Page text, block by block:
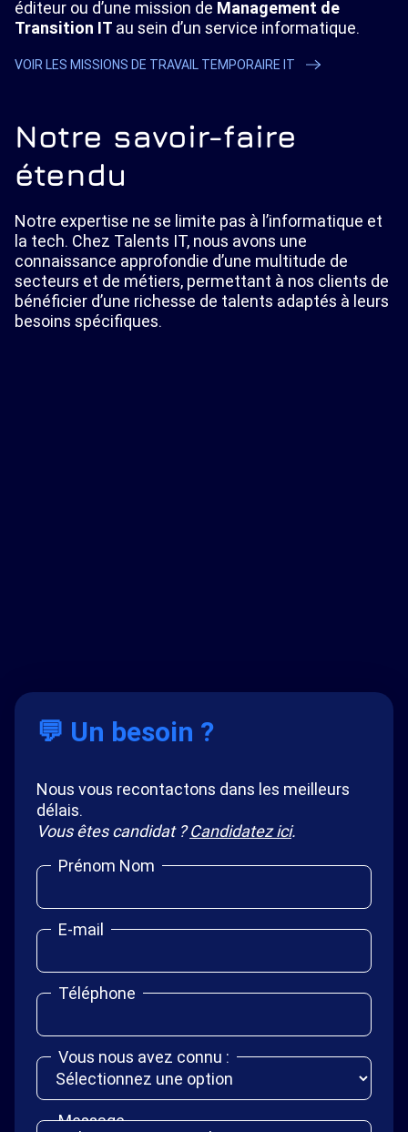
éditeur ou d’une mission de Management de
Transition IT au sein d’un service informatique.
VOIR LES MISSIONS DE TRAVAIL TEMPORAIRE IT
Notre savoir-faire
étendu
Notre expertise ne se limite pas à l’informatique et
la tech. Chez Talents IT, nous avons une
connaissance approfondie d’une multitude de
secteurs et de métiers, permettant à nos clients de
bénéficier d’une richesse de talents adaptés à leurs
besoins spécifiques.
💬 Un besoin ?
Nous vous recontactons dans les meilleurs
délais.
Vous êtes candidat ?Candidatez ici.
Prénom Nom
E-mail
Téléphone
Vous nous avez connu :
Message